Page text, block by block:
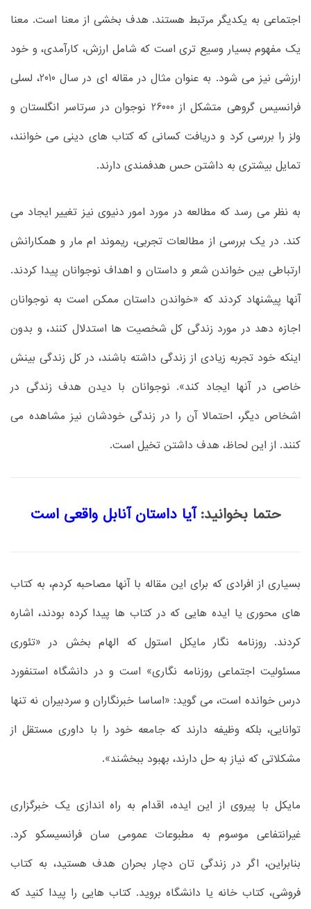
اجتماعی به یکدیگر مرتبط هستند. هدف بخشی از معنا است. معنا
یک مفهوم بسیار وسیع تری است که شامل ارزش، کارآمدی، و خود
ارزشی نیز می شود. به عنوان مثال در مقاله ای در سال 2010، لسلی
فرانسیس گروهی متشکل از 26000 نوجوان در سرتاسر انگلستان و
ولز را بررسی کرد و دریافت کسانی که کتاب های دینی می خوانند،
تمایل بیشتری به داشتن حس هدفمندی دارند.
به نظر می رسد که مطالعه در مورد امور دنیوی نیز تغییر ایجاد می
کند. در یک بررسی از مطالعات تجربی، ریموند ام مار و همکارانش
ارتباطی بین خواندن شعر و داستان و اهداف نوجوانان پیدا کردند.
آنها پیشنهاد کردند که «خواندن داستان ممکن است به نوجوانان
اجازه دهد در مورد زندگی کل شخصیت ها استدلال کنند، و بدون
اینکه خود تجربه زیادی از زندگی داشته باشند، در کل زندگی بینش
خاصی در آنها ایجاد کند». نوجوانان با دیدن هدف زندگی در
اشخاص دیگر، احتمالا آن را در زندگی خودشان نیز مشاهده می
کنند. از این لحاظ، هدف داشتن تخیل است.
حتما بخوانید: آیا داستان آنابل واقعی است
بسیاری از افرادی که برای این مقاله با آنها مصاحبه کردم، به کتاب
های محوری یا ایده هایی که در کتاب ها پیدا کرده بودند، اشاره
کردند. روزنامه نگار مایکل استول که الهام بخش در «تئوری
مسئولیت اجتماعی روزنامه نگاری» است و در دانشگاه استنفورد
درس خوانده است، می گوید: «اساسا خبرنگاران و سردبیران نه تنها
توانایی، بلکه وظیفه دارند که جامعه خود را با داوری مستقل از
مشکلاتی که نیاز به حل دارند، بهبود ببخشند».
مایکل با پیروی از این ایده، اقدام به راه اندازی یک خبرگزاری
غیرانتفاعی موسوم به مطبوعات عمومی سان فرانسیسکو کرد.
بنابراین، اگر در زندگی تان دچار بحران هدف هستید، به کتاب
فروشی، کتاب خانه یا دانشگاه بروید. کتاب هایی را پیدا کنید که